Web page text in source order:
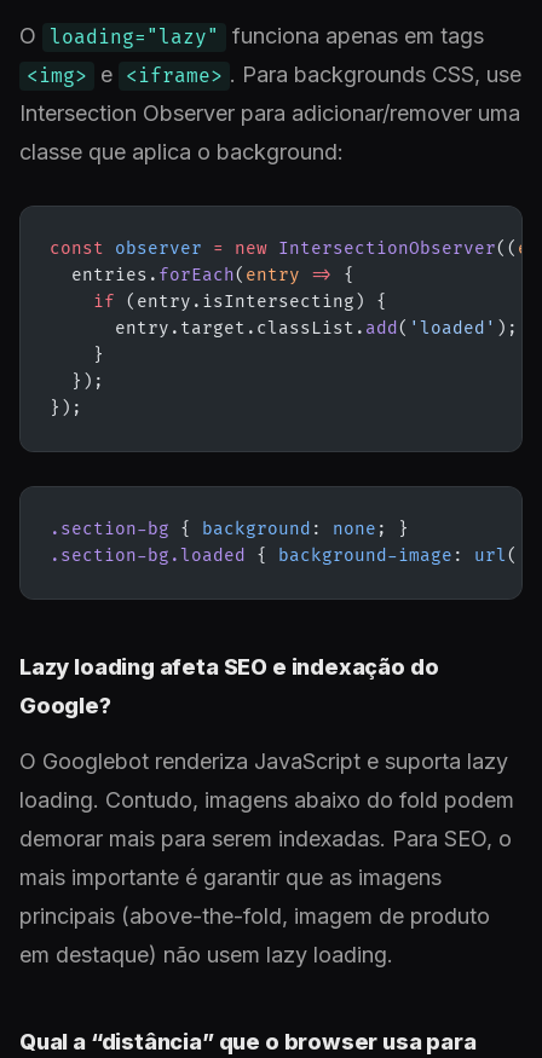
O loading="lazy" funciona apenas em tags
<img> e <iframe> . Para backgrounds CSS, use
Intersection Observer para adicionar/remover uma
classe que aplica o background:
const observer = new IntersectionObserver((
  entries.
forEach( entry =>
{
    if
(entry.isIntersecting) {
      entry.target.classList.
add ( 'loaded' );
    }
  });
});
.section-bg { background : none ; }
.section-bg.loaded
{ background-image : url(
Lazy loading afeta SEO e indexação do
Google?
O Googlebot renderiza JavaScript e suporta lazy
loading. Contudo, imagens abaixo do fold podem
demorar mais para serem indexadas. Para SEO, o
mais importante é garantir que as imagens
principais (above-the-fold, imagem de produto
em destaque) não usem lazy loading.
Qual a “distância” que o browser usa para